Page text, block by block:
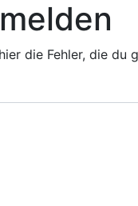
die Fehler, die du